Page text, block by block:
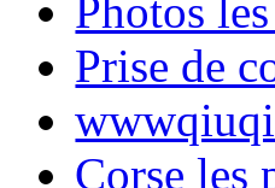
Photos
Prise de
Corse les